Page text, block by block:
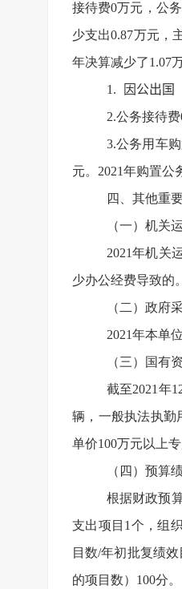
接待费0万元，公
少支出0.87万元，
年决算减少了1.07
1 .
因公出国
2.公务接待
3.公务用车
元。2021年购置公
四、其他重
（一）机关
2021年机关
少办公经费导致的
（二）政府
2021年本单
（三）国有
截至2021年
辆，一般执法执勤
单价100万元以上
（四）预算
根据财政预
支出项目1个，组
目数/年初批复绩
的项目数）100分。